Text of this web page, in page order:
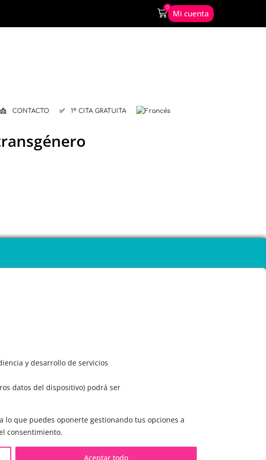
y desarrollo de servicios
datos del dispositivo) podrá ser
que puedes oponerte gestionando tus opciones a
consentimiento.
Aceptar todo
0
Mi cuenta
📩 CONTACTO ✅ 1ª CITA GRATUITA
la voz
CONTACTO Y CITAS